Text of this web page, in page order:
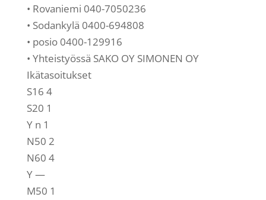
• Rovaniemi 040-7050236
• Sodankylä 0400-694808
• posio 0400-129916
• Yhteistyössä SAKO OY SIMONEN OY
Ikätasoitukset
S16 4
S20 1
Y n 1
N50 2
N60 4
Y —
M50 1